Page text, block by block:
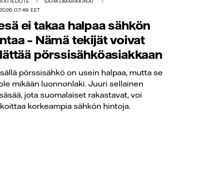
SÄHKÖMARKKINAT
07.49 EET
ei takaa halpaa sähkön
– Nämä tekijät voivat
pörssisähköasiakkaan
pörssisähkö on usein halpaa, mutta se
mikään luonnonlaki. Juuri sellainen
jota suomalaiset rakastavat, voi
korkeampia sähkön hintoja.